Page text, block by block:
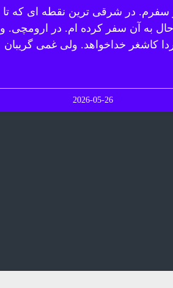
سفرم. در شرقی ترین نقطه ای که تا
به آن سفر کرده ام. در ارومچی. و
کاشغر خداخواهد. ولی غمی گریبان
2026-05-26